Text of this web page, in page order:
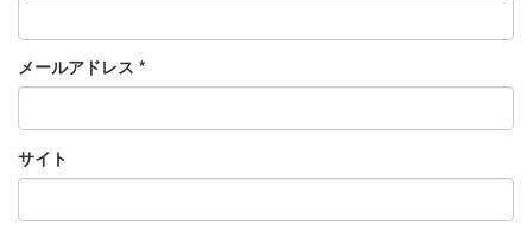
メールアドレス *
サイト